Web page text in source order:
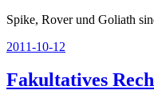
Spike, Rover und Goliath
Veröffentlicht
2011-10-12
Fakultatives